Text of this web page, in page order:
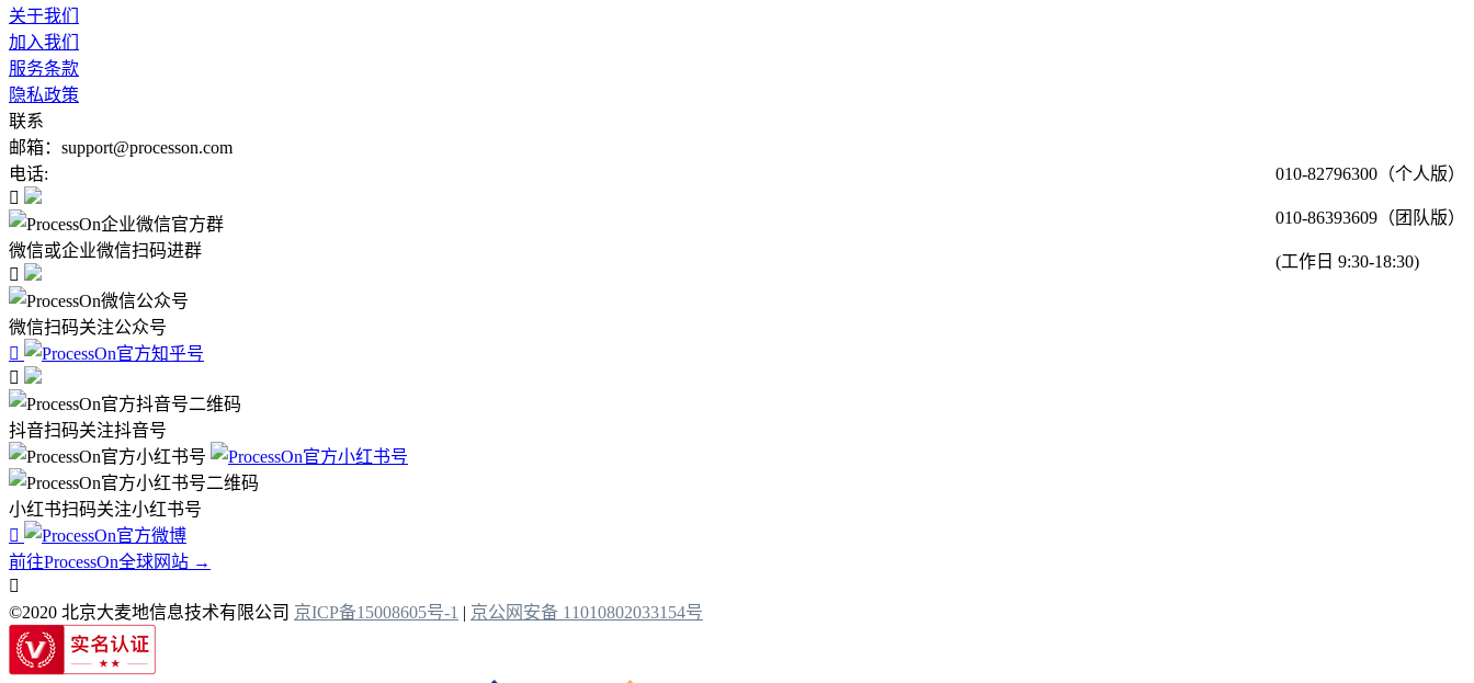
关于我们
加入我们
服务条款
隐私政策
联系
邮箱：support@processon.com
电话:
010-82796300（个人版）
010-86393609（团队版）
(工作日 9:30-18:30)

微信或企业微信扫码进群

微信扫码关注公众号


抖音扫码关注抖音号
小红书扫码关注小红书号

前往ProcessOn全球网站 →

©2020 北京大麦地信息技术有限公司 京ICP备15008605号-1 | 京公网安备 11010802033154号